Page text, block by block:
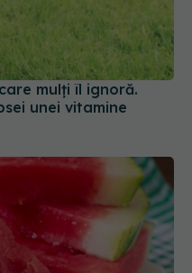
mulți îl ignoră.
unei vitamine